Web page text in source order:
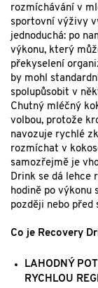
rozmíchávání v
sportovní výživy
jednoduchá: po
výkonu, který
překyselení
by mohl
spolupůsobit v
Chutný mléčný
volbou, protože
navozuje rychlé
rozmíchat v
samozřejmě je
Drink se dá lehce
hodině po výkonu
později nebo před
Co je Recovery
LAHODNÝ
RYCHLOU